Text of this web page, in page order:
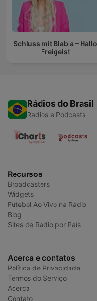
Schluss mit Blabla – Hallo
Freigeist
Rádios do Brasil
Radios e Podcasts
Recursos
Broadcasters
Widgets
Futebol Ao Vivo na Rádio
Blog
Sites de Rádio por País
Acerca e contatos
Política de Privacidade
Termos do Serviço
Acerca
Contato